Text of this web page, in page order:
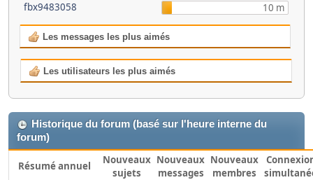
fbx9483058
10 m
Les messages les plus aimés
Les utilisateurs les plus aimés
Historique du forum (basé sur l'heure interne du
forum)
Résumé annuel
Nouveaux
sujets
Nouveaux
messages
Nouveaux
membres